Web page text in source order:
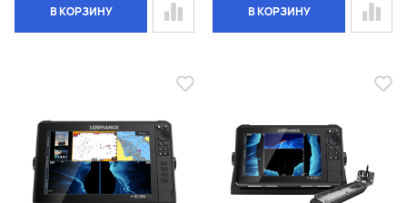
В КОРЗИНУ В КОРЗИНУ